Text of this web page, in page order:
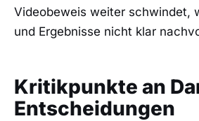
Videobeweis weiter schwindet,
und Ergebnisse nicht klar
Kritikpunkte an
Entscheidungen